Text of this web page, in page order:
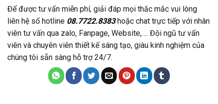
Để được tư vấn miễn phí, giải đáp mọi thắc mắc vui lòng
liên hệ số hotline 08.7722.8383hoặc chat trực tiếp với nhân
viên tư vấn qua zalo, Fanpage, Website,…. Đội ngũ tư vấn
viên và chuyên viên thiết kế sáng tạo, giàu kinh nghiệm của
chúng tôi sẵn sàng hỗ trợ 24/7.